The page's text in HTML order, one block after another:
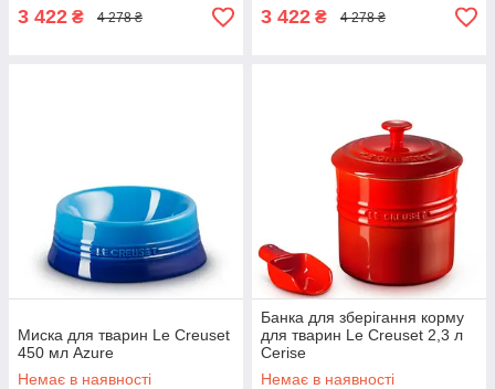
3 422 ₴ 4 278 ₴ 3 422 ₴ 4 278 ₴
Миска для тварин Le Creuset
450 мл Azure
Немає в наявності
Банка для зберігання корму
для тварин Le Creuset 2,3 л
Cerise
Немає в наявності